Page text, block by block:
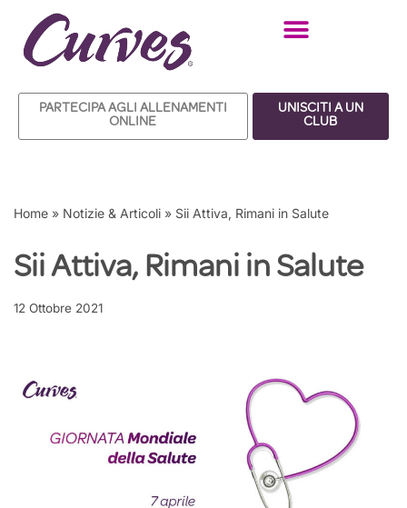
Vai
contenuto
PARTECIPA AGLI ALLENAMENTI
ONLINE
UNISCITI A UN
CLUB
Home » Notizie & Articoli » Sii Attiva, Rimani in Salute
Sii Attiva, Rimani in Salute
12 Ottobre 2021